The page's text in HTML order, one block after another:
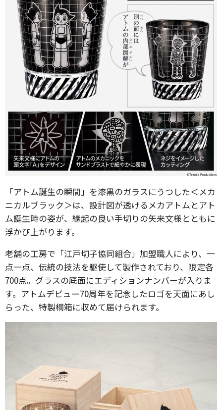
「アトム誕生の瞬間」を漆黒のガラスにうつした＜メカ
ニカルブラック＞は、設計図が透けるメカアトムとアト
ム誕生時の姿が、縁起の良い手切りの矢来文様とともに
浮かび上がります。
老舗の工房で「江戸切子協同組合」加盟職人により、一
点一点、伝統の技法を駆使して製作されており、限定各
700点。グラスの底面にエディションナンバーが入りま
す。アトムデビュー70周年を記念したロゴを天面にあし
らった、特製桐箱に収めて届けられます。